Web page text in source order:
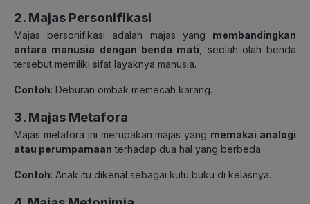
2. Majas Personifikasi
Majas personifikasi adalah majas yang membandingkan
antara manusia dengan benda mati , seolah-olah benda
tersebut memiliki sifat layaknya manusia.
Contoh: Deburan ombak memecah karang.
3. Majas Metafora
Majas metafora ini merupakan majas yang memakai analogi
atau perumpamaan terhadap dua hal yang berbeda.
Contoh: Anak itu dikenal sebagai kutu buku di kelasnya.